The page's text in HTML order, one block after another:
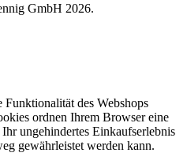
GmbH 2026.
des Webshops
ordnen Ihrem Browser eine
ungehindertes Einkaufserlebnis
gewährleistet werden kann.